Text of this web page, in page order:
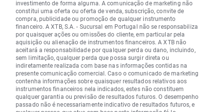
investimento de forma alguma. A comunicação de marketing não
constitui uma oferta ou oferta de venda, subscrição, convite de
compra, publicidade ou promoção de qualquer instrumento
financeiro. A XTB, S.A. - Sucursal em Portugal não se responsabiliza
por quaisquer ações ou omissões do cliente, em particular pela
aquisição ou alienação de instrumentos financeiros. A XTB não
aceitará a responsabilidade por qualquer perda ou dano, incluindo,
sem limitação, qualquer perda que possa surgir direta ou
indiretamente realizada com base nas informações contidas na
presente comunicação comercial. Caso o comunicado de marketing
contenha informações sobre quaisquer resultados relativos aos
instrumentos financeiros nela indicados, estes não constituem
qualquer garantia ou previsão de resultados futuros. O desempenho
passado não é necessariamente indicativo de resultados futuros, e